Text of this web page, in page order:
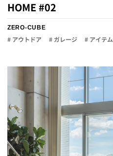
HOME #02
ZERO-CUBE
# アウトドア # ガレージ # アイテ